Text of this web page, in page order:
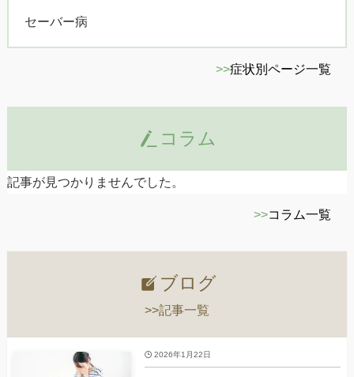
セーバー病
>>症状別ページ一覧
コラム
記事が見つかりませんでした。
>>コラム一覧
ブログ
>>記事一覧
2026年1月22日